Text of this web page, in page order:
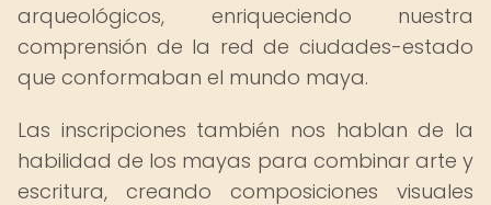
arqueológicos, enriqueciendo nuestra
comprensión de la red de ciudades-estado
que conformaban el mundo maya.
Las inscripciones también nos hablan de la
habilidad de los mayas para combinar arte y
escritura, creando composiciones visuales